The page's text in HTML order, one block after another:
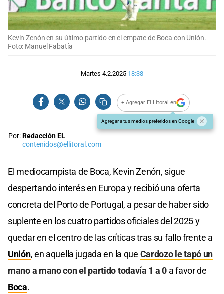
Kevin Zenón en su último partido en el empate de Boca con Unión.
Foto: Manuel Fabatía
Martes 4.2.2025 18:38
+ Agregar El Litoral en
Agregar a tus medios preferidos en Google
Por:Redacción EL
contenidos@ellitoral.com
El mediocampista de Boca, Kevin Zenón, sigue
despertando interés en Europa y recibió una oferta
concreta del Porto de Portugal, a pesar de haber sido
suplente en los cuatro partidos oficiales del 2025 y
quedar en el centro de las críticas tras su fallo frente a
Unión, en aquella jugada en la que Cardozo le tapó un
mano a mano con el partido todavía 1 a 0 a favor de
Boca.